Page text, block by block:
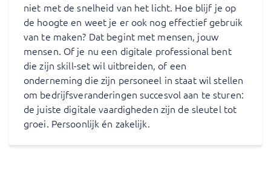
niet met de snelheid van het licht. Hoe blijf je op
de hoogte en weet je er ook nog effectief gebruik
van te maken? Dat begint met mensen, jouw
mensen. Of je nu een digitale professional bent
die zijn skill-set wil uitbreiden, of een
onderneming die zijn personeel in staat wil stellen
om bedrijfsveranderingen succesvol aan te sturen:
de juiste digitale vaardigheden zijn de sleutel tot
groei. Persoonlijk én zakelijk.